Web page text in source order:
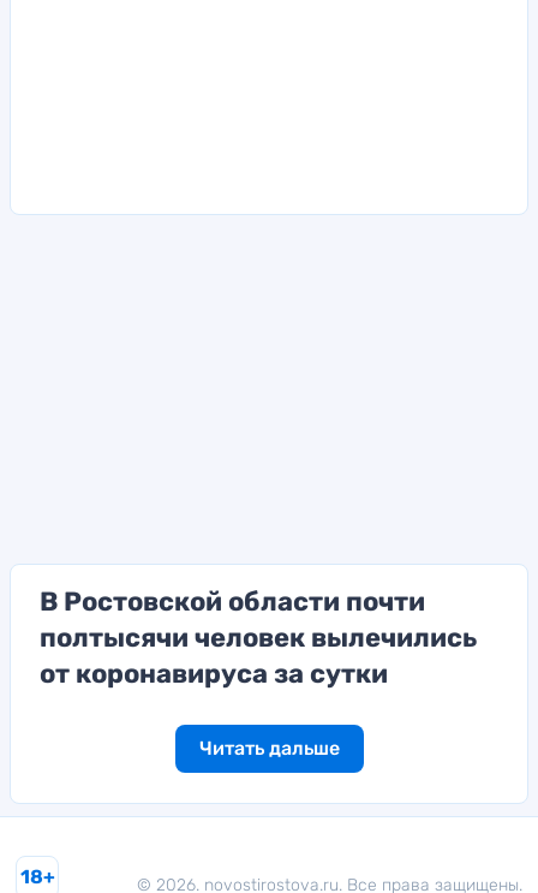
В Ростовской области почти
полтысячи человек вылечились
от коронавируса за сутки
Читать дальше
18+ © 2026. novostirostova.ru. Все права защищены.